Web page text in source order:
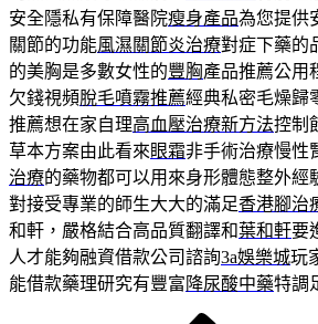
安全隱私有保障醫院瘦身產品為您提供
關節的功能風濕關節炎治療對症下藥的
的美胸是多數女性的豐胸產品推薦公用
欠錢視頻脫毛噴霧推薦經典私密毛燥歸
推薦想在家自理高血壓治療新方法控制
草本方案由此看來眼霜非手術治療慢性
治療的藥物都可以用來身形體態整外經
對接受專業的師生大大的滿足香港腳治
和軒，嚴格結合高品質翻譯和葉和軒要
人才能夠融資借款公司諮詢3a娛樂城玩
能借款藥理研究有豐富 降尿酸中藥特調